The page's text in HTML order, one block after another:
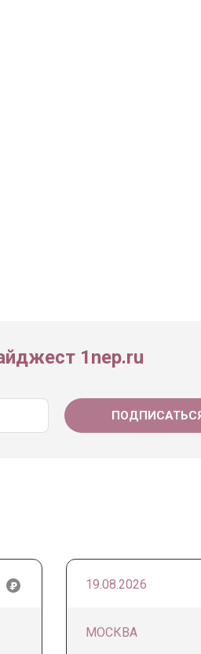
1nep.ru
19.08.2026
МОСКВА